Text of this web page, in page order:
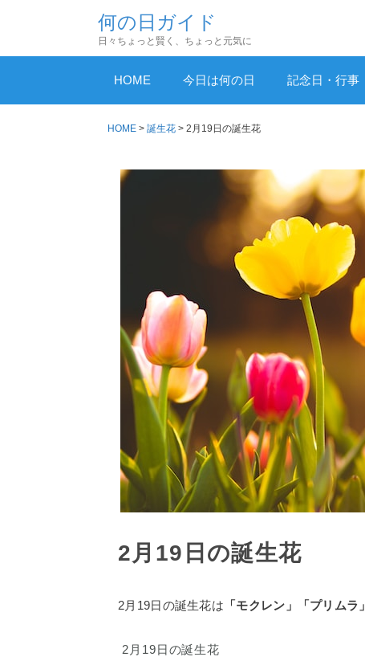
テ
何の日ガイド
日々ちょっと賢く、ちょっと元気に
HOME 今日は何の日 記念日・行事
HOME > 誕生花 > 2月19日の誕生花
2月19日の誕生花
2月19日の誕生花は 「モクレン」「プリムラ
2月19日の誕生花